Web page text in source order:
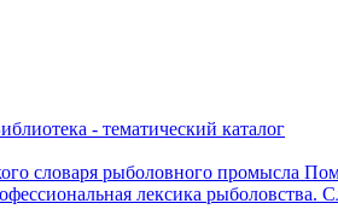
- тематический каталог
словаря рыболовного промысла
лексика рыболовства.